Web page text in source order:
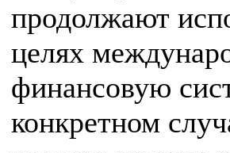
продолжают
целях
финансовую
конкретном